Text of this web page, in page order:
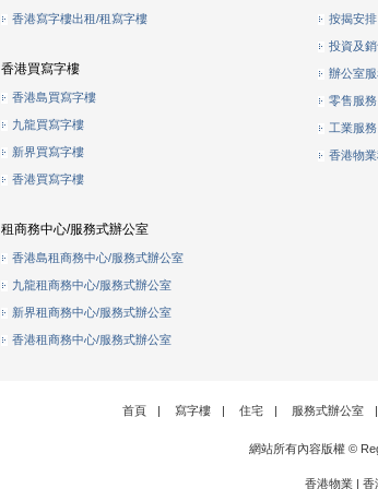
香港寫字樓出租/租寫字樓
香港買寫字樓
香港島買寫字樓
九龍買寫字樓
新界買寫字樓
香港買寫字樓
租商務中心/服務式辦公室
香港島租商務中心/服務式辦公室
九龍租商務中心/服務式辦公室
新界租商務中心/服務式辦公室
香港租商務中心/服務式辦公室
按揭安排
投資及銷
辦公室
零售服務
工業服務
香港物
首頁 | 寫字樓 | 住宅 | 服務式辦公室 |
網站所有內容版權 ©
香港物業 | 香